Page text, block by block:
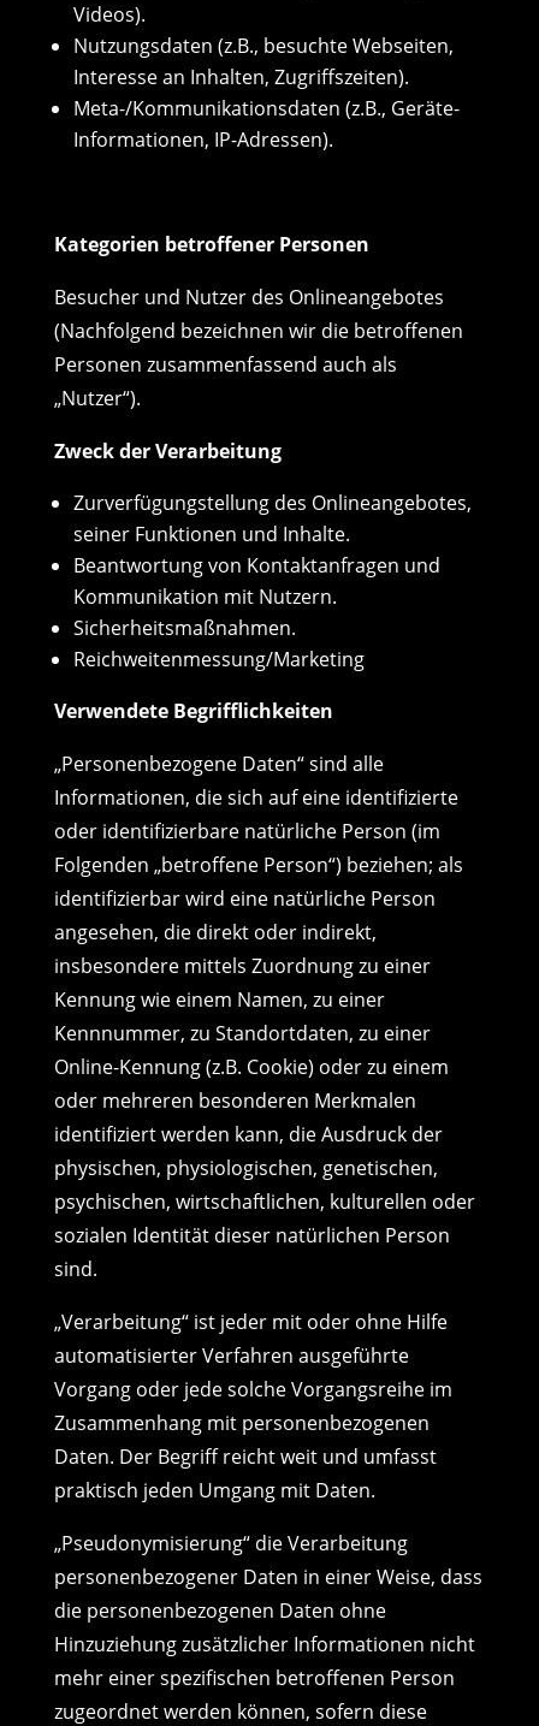
Videos).
Nutzungsdaten (z.B., besuchte Webseiten,
Interesse an Inhalten, Zugriffszeiten).
Meta-/Kommunikationsdaten (z.B., Geräte-
Informationen, IP-Adressen).
Kategorien betroffener Personen
Besucher und Nutzer des Onlineangebotes
(Nachfolgend bezeichnen wir die betroffenen
Personen zusammenfassend auch als
„Nutzer“).
Zweck der Verarbeitung
Zurverfügungstellung des Onlineangebotes,
seiner Funktionen und Inhalte.
Beantwortung von Kontaktanfragen und
Kommunikation mit Nutzern.
Sicherheitsmaßnahmen.
Reichweitenmessung/Marketing
Verwendete Begrifflichkeiten
„Personenbezogene Daten“ sind alle
Informationen, die sich auf eine identifizierte
oder identifizierbare natürliche Person (im
Folgenden „betroffene Person“) beziehen; als
identifizierbar wird eine natürliche Person
angesehen, die direkt oder indirekt,
insbesondere mittels Zuordnung zu einer
Kennung wie einem Namen, zu einer
Kennnummer, zu Standortdaten, zu einer
Online-Kennung (z.B. Cookie) oder zu einem
oder mehreren besonderen Merkmalen
identifiziert werden kann, die Ausdruck der
physischen, physiologischen, genetischen,
psychischen, wirtschaftlichen, kulturellen oder
sozialen Identität dieser natürlichen Person
sind.
„Verarbeitung“ ist jeder mit oder ohne Hilfe
automatisierter Verfahren ausgeführte
Vorgang oder jede solche Vorgangsreihe im
Zusammenhang mit personenbezogenen
Daten. Der Begriff reicht weit und umfasst
praktisch jeden Umgang mit Daten.
„Pseudonymisierung“ die Verarbeitung
personenbezogener Daten in einer Weise, dass
die personenbezogenen Daten ohne
Hinzuziehung zusätzlicher Informationen nicht
mehr einer spezifischen betroffenen Person
zugeordnet werden können, sofern diese